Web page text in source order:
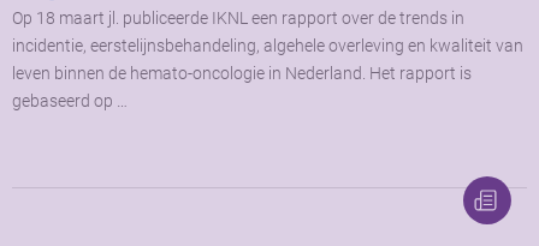
Op 18 maart jl. publiceerde IKNL een rapport over de trends in
incidentie, eerstelijnsbehandeling, algehele overleving en kwaliteit van
leven binnen de hemato-oncologie in Nederland. Het rapport is
gebaseerd op …